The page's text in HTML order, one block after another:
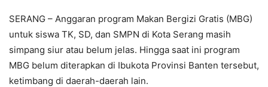
SERANG – Anggaran program Makan Bergizi Gratis (MBG)
untuk siswa TK, SD, dan SMPN di Kota Serang masih
simpang siur atau belum jelas. Hingga saat ini program
MBG belum diterapkan di Ibukota Provinsi Banten tersebut,
ketimbang di daerah-daerah lain.